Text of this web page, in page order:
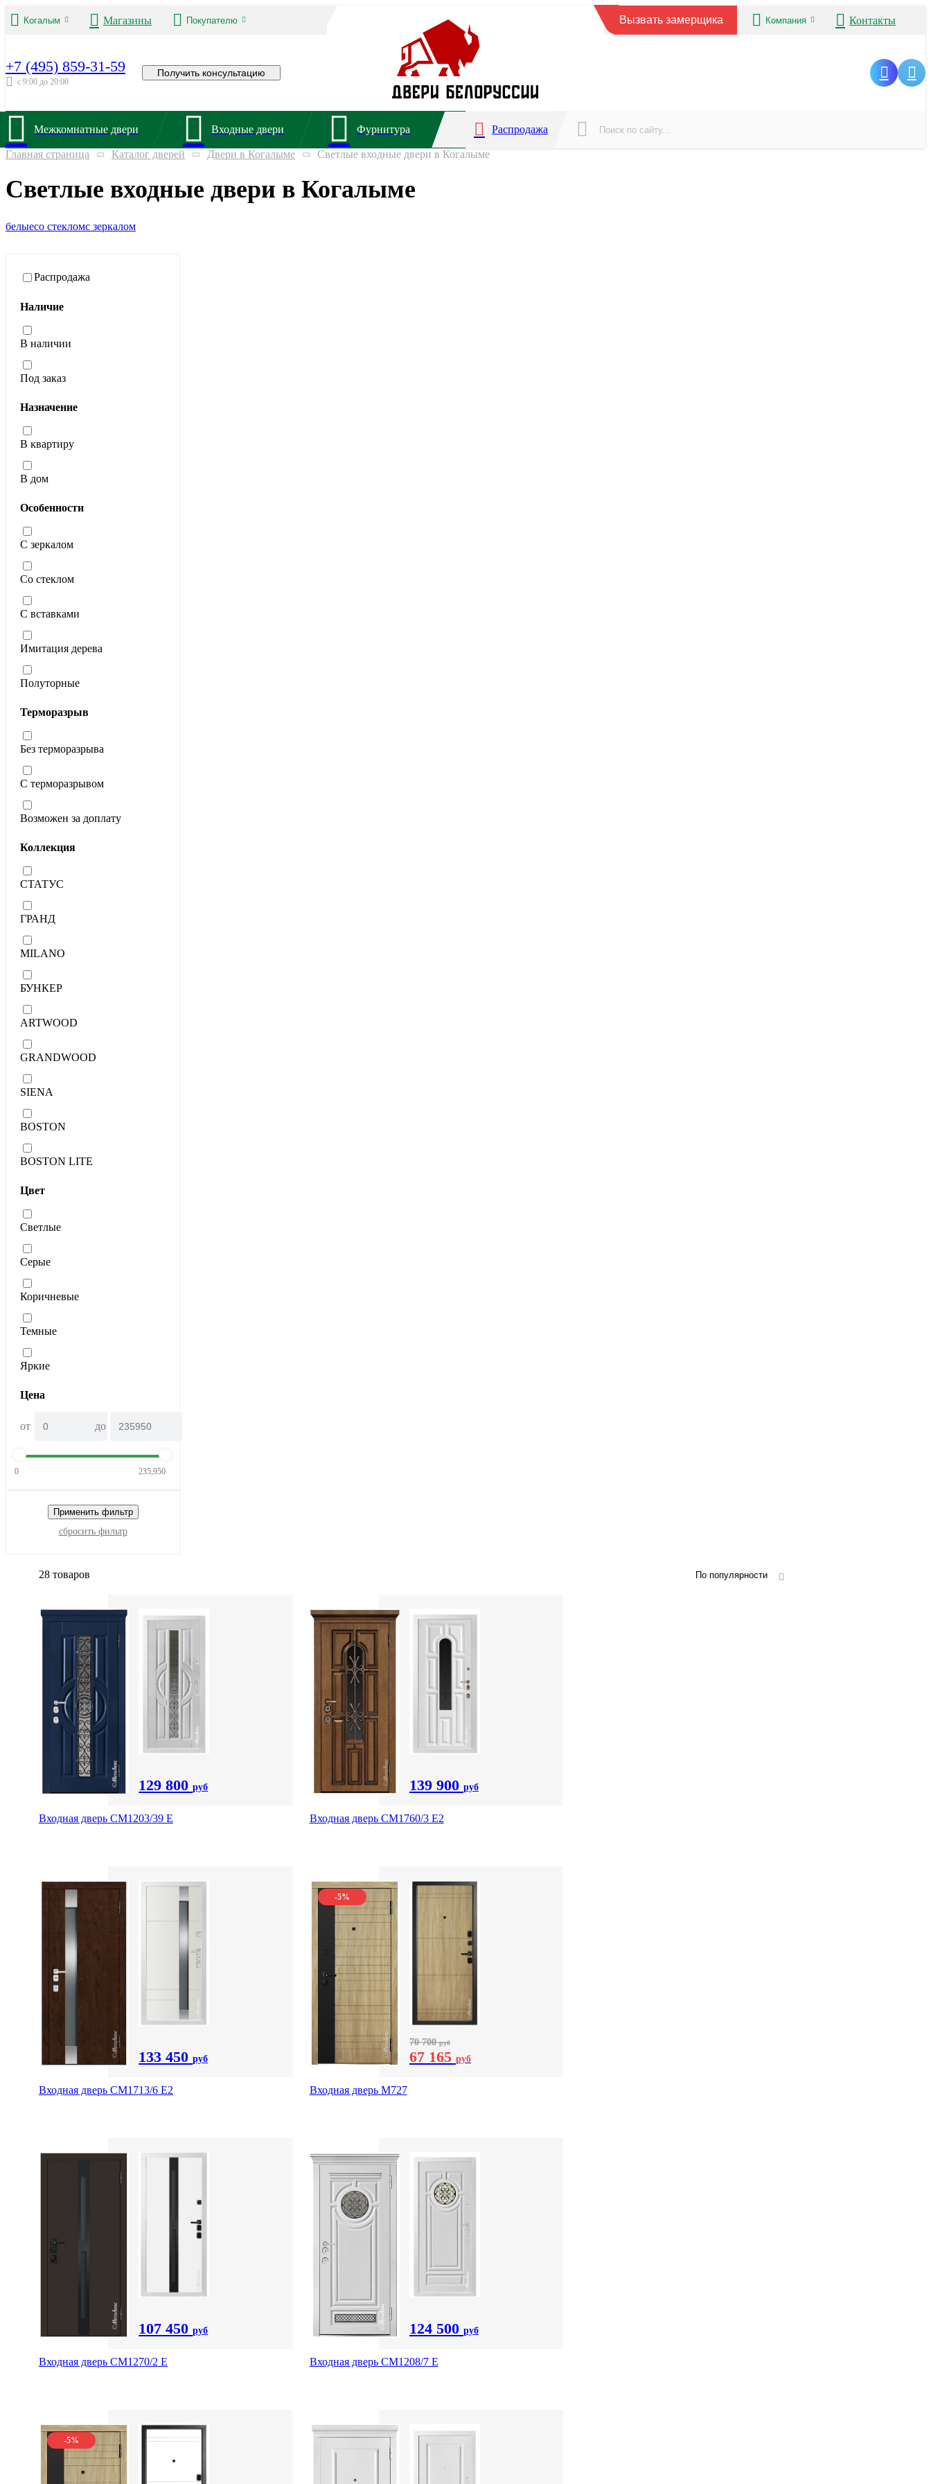
Когалым Магазины Покупателю Вызвать замерщика Компания Контакты
+7 (495) 859-31-59
с 9:00 до 20:00
Получить консультацию
Межкомнатные двери Входные двери Фурнитура Распродажа
Главная страница Каталог дверей Двери в Когалыме Светлые входные двери в Когалыме
Светлые входные двери в Когалыме
белыесо стекломс зеркалом
Распродажа
Наличие
В наличии
Под заказ
Назначение
В квартиру
В дом
Особенности
С зеркалом
Со стеклом
С вставками
Имитация дерева
Полуторные
Терморазрыв
Без терморазрыва
С терморазрывом
Возможен за доплату
Коллекция
СТАТУС
ГРАНД
MILANO
БУНКЕР
ARTWOOD
GRANDWOOD
SIENA
BOSTON
BOSTON LITE
Цвет
Светлые
Серые
Коричневые
Темные
Яркие
Цена
от до
0 235,950
Применить фильтр
сбросить фильтр
28 товаров По популярности
129 800руб
Входная дверь СМ1203/39 E
139 900 руб
Входная дверь CМ1760/3 Е2
133 450руб
Входная дверь CМ1713/6 E2
-5%
70 700руб
67 165 руб
Входная дверь М727
107 450руб
Входная дверь CМ1270/2 Е
124 500 руб
Входная дверь СМ1208/7 E
-5%